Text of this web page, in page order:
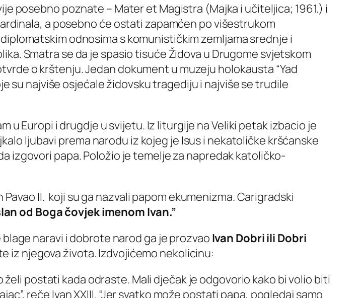
posebno poznate – Mater et Magistra (Majka i učiteljica; 1961.) i
a posebno će ostati zapamćen po višestrukom
odnosima s komunističkim zemljama srednje i
Smatra se da je spasio tisuće Židova u Drugome svjetskom
o krštenju. Jedan dokument u muzeju holokausta “Yad
su najviše osjećale židovsku tragediju i najviše se trudile
u Europi i drugdje u svijetu. Iz liturgije na Veliki petak izbacio je
ljubavi prema narodu iz kojeg je Isus i nekatoličke kršćanske
izgovori papa. Položio je temelje za napredak katoličko-
Pavao II. koji su ga nazvali papom ekumenizma. Carigradski
od Boga čovjek imenom Ivan.”
naravi i dobrote narod ga je prozvao Ivan Dobri ili Dobri
iz njegova života. Izdvojićemo nekolicinu:
postati kada odraste. Mali dječak je odgovorio kako bi volio biti
reče Ivan XXIII. “Jer svatko može postati papa, pogledaj samo